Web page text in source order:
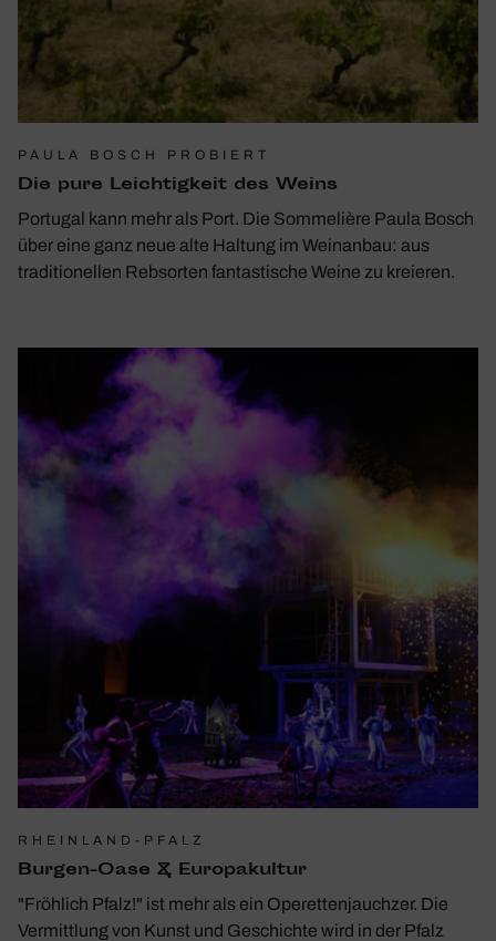
PAULA BOSCH PROBIERT
Die pure Leich­tig­keit des Weins
Portugal kann mehr als Port. Die Sommelière Paula Bosch
über eine ganz neue alte Haltung im Weinanbau: aus
traditionellen Rebsorten fantastische Weine zu kreieren.
RHEINLAND-PFALZ
Burgen-Oase & Euro­pa­kultur
"Fröhlich Pfalz!" ist mehr als ein Operettenjauchzer. Die
Vermittlung von Kunst und Geschichte wird in der Pfalz